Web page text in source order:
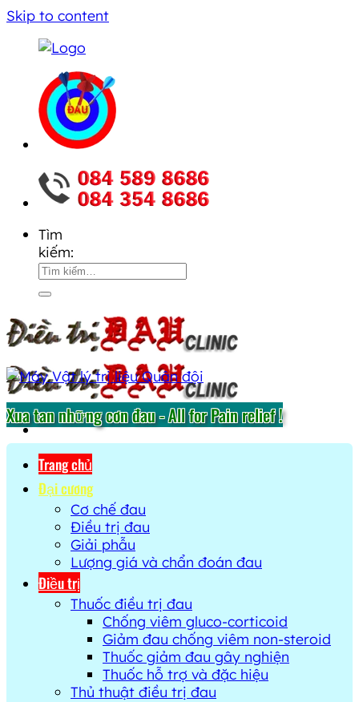
Skip to content
Tìm
kiếm:
Trang chủ
Đại cương
Cơ chế đau
Điều trị đau
Giải phẫu
Lượng giá và chẩn đoán đau
Điều trị
Thuốc điều trị đau
Chống viêm gluco-corticoid
Giảm đau chống viêm non-steroid
Thuốc giảm đau gây nghiện
Thuốc hỗ trợ và đặc hiệu
Thủ thuật điều trị đau
Xua tan những cơn đau - All for Pain relief !